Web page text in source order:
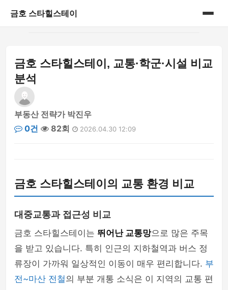
금호 스타힐스테이
게시판
금호 스타힐스테이, 교통·학군·시설 비교
분석
부동산 전략가 박진우
0건
82회 2026.04.30 12:09
금호 스타힐스테이의 교통 환경 비교
대중교통과 접근성 비교
금호 스타힐스테이는 뛰어난 교통망으로 많은 주목
을 받고 있습니다. 특히 인근의 지하철역과 버스 정
류장이 가까워 일상적인 이동이 매우 편리합니다. 부
전~마산 전철의 부분 개통 소식은 이 지역의 교통 편